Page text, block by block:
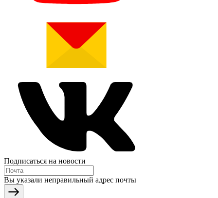
Подписаться на новости
Вы указали неправильный адрес почты